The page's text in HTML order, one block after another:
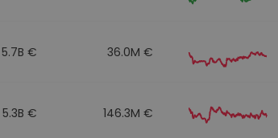
5.7B € 36.0M €
5.3B € 146.3M €